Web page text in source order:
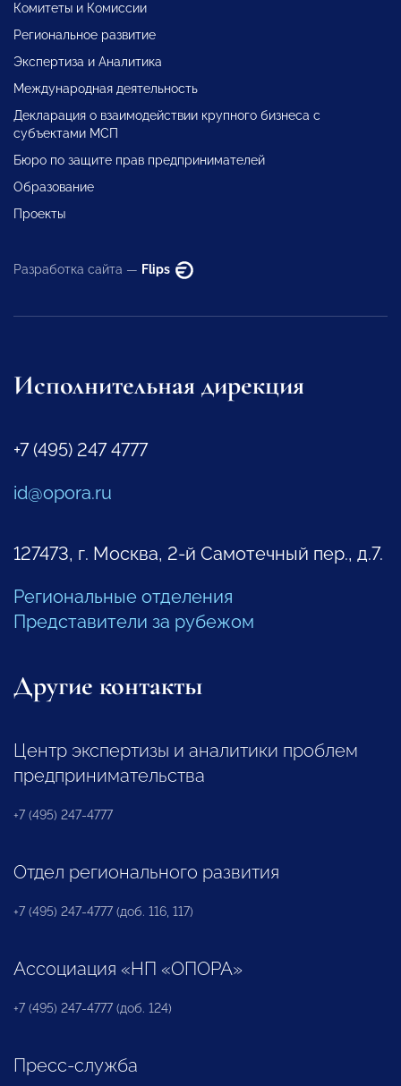
Комитеты и Комиссии
Региональное развитие
Экспертиза и Аналитика
Международная деятельность
Декларация о взаимодействии крупного бизнеса с
субъектами МСП
Бюро по защите прав предпринимателей
Образование
Проекты
Разработка сайта — Flips
Исполнительная дирекция
+7 (495) 247 4777
id@opora.ru
127473, г. Москва, 2-й Самотечный пер., д.7.
Региональные отделения
Представители за рубежом
Другие контакты
Центр экспертизы и аналитики проблем
предпринимательства
+7 (495) 247-4777
Отдел регионального развития
+7 (495) 247-4777 (доб. 116, 117)
Ассоциация «НП «ОПОРА»
+7 (495) 247-4777 (доб. 124)
Пресс-служба